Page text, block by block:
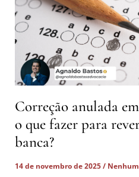
Correção anulada
o que fazer para
banca?
14 de novembro de 2025